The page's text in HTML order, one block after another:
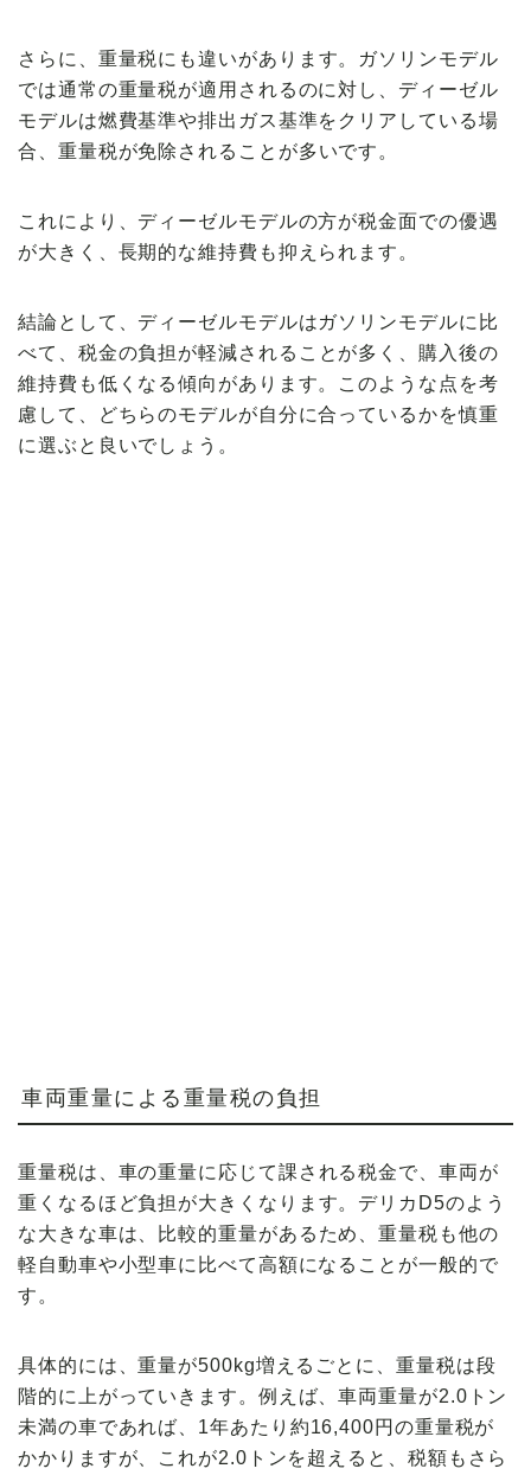
さらに、 重量税にも違いがあります。ガソリンモデル
では通常の重量税が適用されるのに対し、ディーゼル
モデルは燃費基準や排出ガス基準をクリアしている場
合、 重量税が免除 されることが多いです。
これにより、ディーゼルモデルの方が税金面での優遇
が大きく、長期的な維持費も抑えられます。
結論として
、ディーゼルモデルはガソリンモデルに比
べて、税金の負担が軽減される ことが多く、購入後の
維持費も低くなる傾向があります。このような点を考
慮して、どちらのモデルが自分に合っているかを慎重
に選ぶと良いでしょう。
車両重量による重量税の負担
重量税は、車の重量に応じて課される税金で、車両が
重くなるほど負担が大きく なります。デリカD5のよう
な大きな車は、比較的重量があるため
、重量税も他の
軽自動車や小型車に比べて高額になることが一般的で
す。
具体的には、重量が500kg増えるごとに
、重量税は段
階的に上がっていきます。例えば、車両重量が2.0トン
未満の車であれば、 1年あたり約16,400円 の重量税が
かかりますが、これが2.0トンを超えると、税額もさら